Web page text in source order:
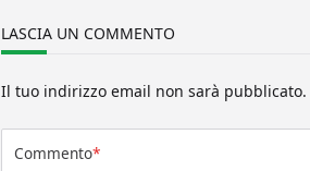
LASCIA UN COMMENTO
Il tuo indirizzo email non sarà pubblicato.
Commento*